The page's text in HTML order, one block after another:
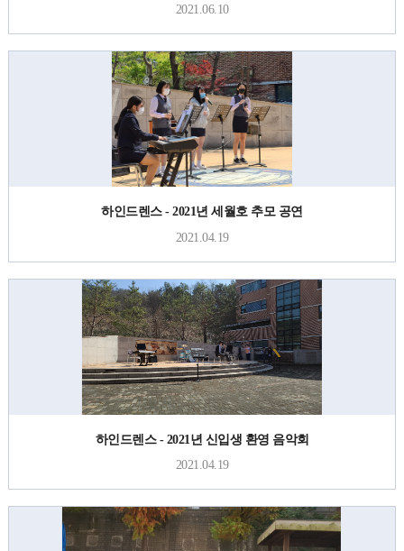
2021.06.10
하인드렌스 - 2021년 세월호 추모 공연
2021.04.19
하인드렌스 - 2021년 신입생 환영 음악회
2021.04.19